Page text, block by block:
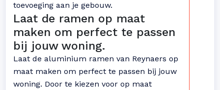
toevoeging aan je gebouw.
Laat de ramen op maat
maken om perfect te passen
bij jouw woning.
Laat de aluminium ramen van Reynaers op
maat maken om perfect te passen bij jouw
woning. Door te kiezen voor op maat